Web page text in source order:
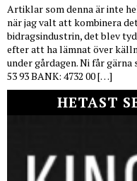
Artiklar som denna är inte
när jag valt att kombinera
bidragsindustrin, det blev
efter att ha lämnat över
under gårdagen. Ni får gärna
53 93 BANK: 4732 00 […]
HETAST